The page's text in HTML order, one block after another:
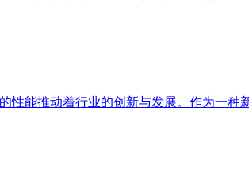
性能推动着行业的创新与发展。作为一